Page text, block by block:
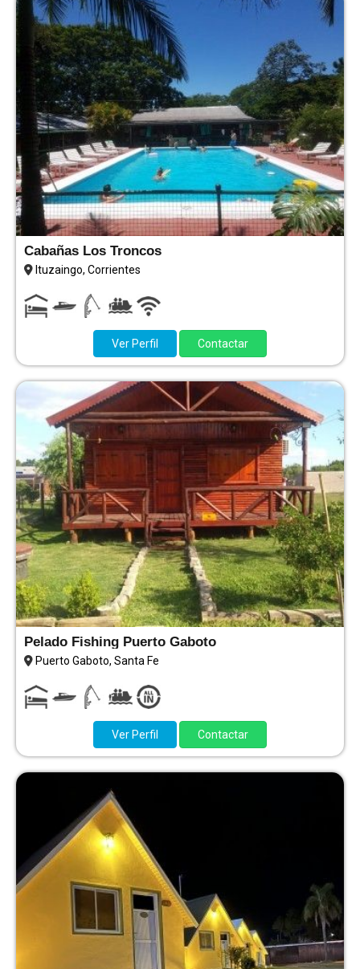
Cabañas Los Troncos
Ituzaingo, Corrientes
Ver Perfil Contactar
Pelado Fishing Puerto Gaboto
Puerto Gaboto, Santa Fe
Ver Perfil Contactar